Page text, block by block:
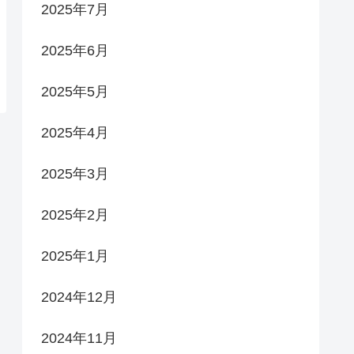
2025年7月
2025年6月
2025年5月
2025年4月
2025年3月
2025年2月
2025年1月
2024年12月
2024年11月